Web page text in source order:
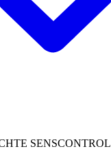
SENSCONTROL